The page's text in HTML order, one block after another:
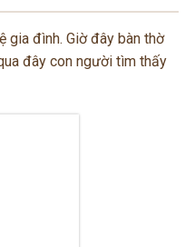
gia đình. Giờ đây bàn thờ
đây con người tìm thấy